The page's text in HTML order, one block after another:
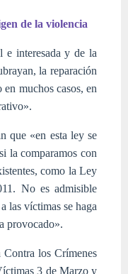
de la violencia
e interesada y de la
la reparación
muchos casos, en
que «en esta ley se
la comparamos con
como la Ley
No es admisible
las víctimas se haga
provocado».
Contra los Crímenes
3 de Marzo y